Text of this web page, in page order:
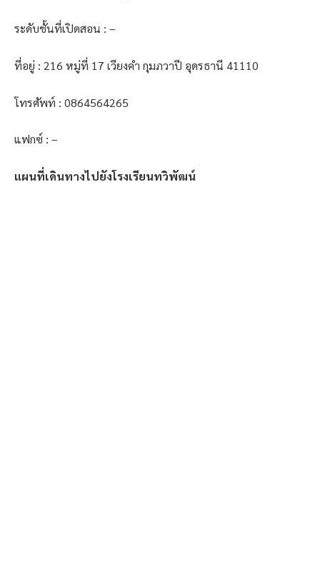
ระดับชั้นที่เปิดสอน : –
ที่อยู่ : 216 หมู่ที่ 17 เวียงคำ กุมภวาปี อุดรธานี 41110
โทรศัพท์ : 0864564265
แฟกซ์ : –
แผนที่เดินทางไปยังโรงเรียนทวิพัฒน์